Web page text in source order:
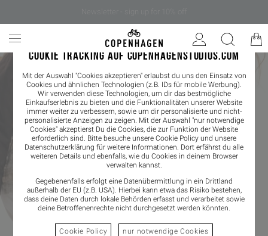
COOKIE TRACKING AUF COPENHAGENSTUDIOS.COM
Mit der Auswahl "Cookies akzeptieren" erlaubst du uns den Einsatz von
Cookies und ähnlichen Technologien (z.B. IDs für mobile Werbung).
Wir verwenden diese Technologien, um dir das bestmögliche
Einkaufserlebnis zu bieten und die Funktionalitäten unserer Website
immer weiter zu verbessern, sowie um dir personalisierte und nicht-
personalisierte Anzeigen zu zeigen. Mit der Auswahl "nur notwendige
Cookies" akzeptierst Du die Cookies, die zur Funktion der Website
erforderlich sind. Bitte besuche unsere Cookie Policy und unsere
Datenschutzerklärung für weitere Informationen. Dort erfährst du alle
weiteren Details und ebenfalls, wie du Cookies in deinem Browser
verwalten kannst.
Gegebenenfalls erfolgt eine Datenübermittlung in ein Drittland
außerhalb der EU (z.B. USA). Hierbei kann etwa das Risiko bestehen,
dass deine Daten durch lokale Behörden erfasst und verarbeitet sowie
deine Betroffenenrechte nicht durchgesetzt werden könnten.
Cookie Policy nur notwendige Cookies
NEW IN